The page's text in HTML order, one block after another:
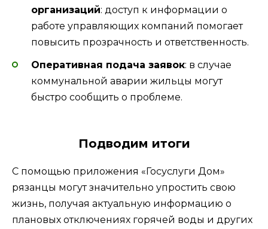
организаций: доступ к информации о
работе управляющих компаний помогает
повысить прозрачность и ответственность.
Оперативная подача заявок: в случае
коммунальной аварии жильцы могут
быстро сообщить о проблеме.
Подводим итоги
С помощью приложения «Госуслуги Дом»
рязанцы могут значительно упростить свою
жизнь, получая актуальную информацию о
плановых отключениях горячей воды и других